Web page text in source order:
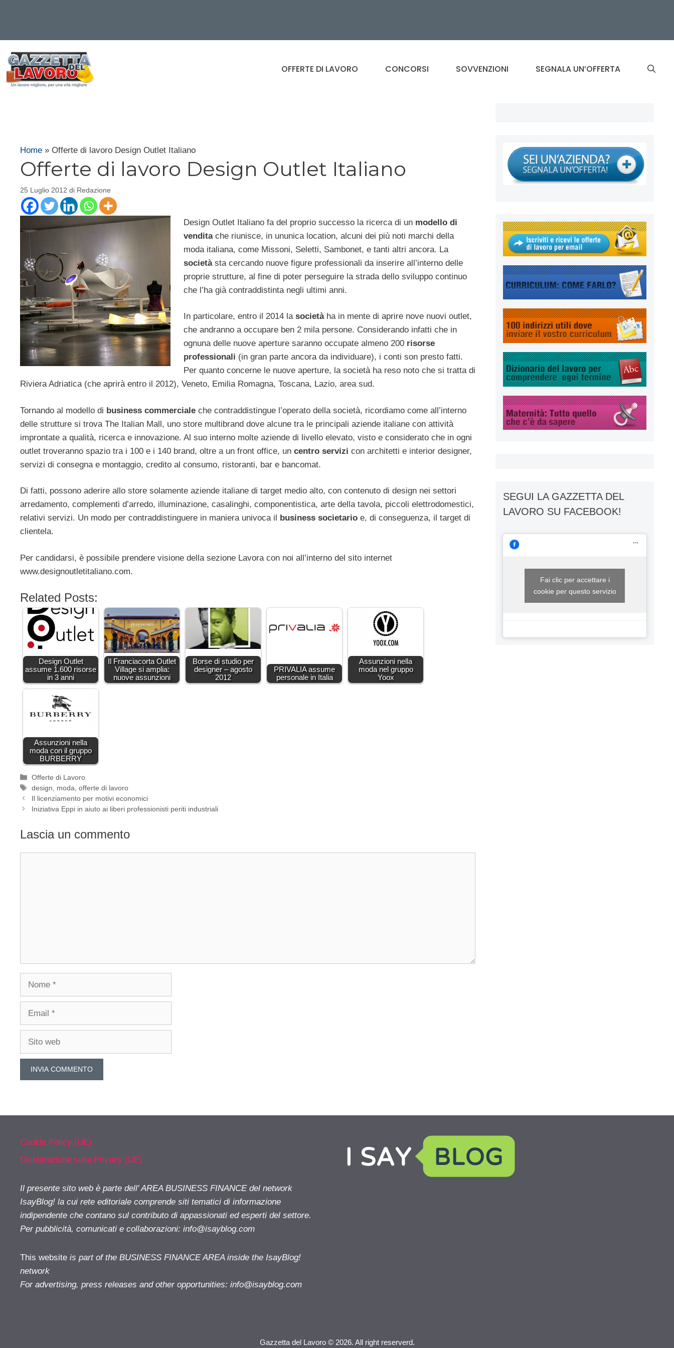
contenuto
OFFERTE DI LAVORO CONCORSI SOVVENZIONI SEGNALA UN’OFFERTA
Home » Offerte di lavoro Design Outlet Italiano
Offerte di lavoro Design Outlet Italiano
25 Luglio 2012 di Redazione
Design Outlet Italiano fa del proprio successo la ricerca di un modello di
venditache riunisce, in ununica location, alcuni dei più noti marchi della
moda italiana, come Missoni, Seletti, Sambonet, e tanti altri ancora. La
societàsta cercando nuove figure professionali da inserire all’interno delle
proprie strutture, al fine di poter perseguire la strada dello sviluppo continuo
che l’ha già contraddistinta negli ultimi anni.
In particolare, entro il 2014 la societàha in mente di aprire nove nuovi outlet,
che andranno a occupare ben 2 mila persone. Considerando infatti che in
ognuna delle nuove aperture saranno occupate almeno 200 risorse
professionali (in gran parte ancora da individuare), i conti son presto fatti.
Per quanto concerne le nuove aperture, la società ha reso noto che si tratta di
Riviera Adriatica (che aprirà entro il 2012), Veneto, Emilia Romagna, Toscana, Lazio, area sud.
Tornando al modello di business commerciale che contraddistingue l’operato della società, ricordiamo come all’interno
delle strutture si trova The Italian Mall, uno store multibrand dove alcune tra le principali aziende italiane con attività
improntate a qualità, ricerca e innovazione. Al suo interno molte aziende di livello elevato, visto e considerato che in ogni
outlet troveranno spazio tra i 100 e i 140 brand, oltre a un front office, un centro servizi con architetti e interior designer,
servizi di consegna e montaggio, credito al consumo, ristoranti, bar e bancomat.
Di fatti, possono aderire allo store solamente aziende italiane di target medio alto, con contenuto di design nei settori
arredamento, complementi d’arredo, illuminazione, casalinghi, componentistica, arte della tavola, piccoli elettrodomestici,
relativi servizi. Un modo per contraddistinguere in maniera univoca il business societario e, di conseguenza, il target di
clientela.
Per candidarsi, è possibile prendere visione della sezione Lavora con noi all’interno del sito internet
www.designoutletitaliano.com.
Related Posts:
Design Outlet
assume 1.600 risorse
in 3 anni
Il Franciacorta Outlet
Village si amplia:
nuove assunzioni
Borse di studio per
designer – agosto
2012
PRIVALIA assume
personale in Italia
Assunzioni nella
moda nel gruppo
Yoox
Assunzioni nella
moda con il gruppo
BURBERRY
Categorie
Offerte di Lavoro
Tag
design moda ,offerte di lavoro
Il licenziamento per motivi economici
Iniziativa Eppi in aiuto ai liberi professionisti periti industriali
Lascia un commento
SEGUI LA GAZZETTA DEL
LAVORO SU FACEBOOK!
Fai clic per accettare i
cookie per questo servizio
Cookie Policy (UE)
Dichiarazione sulla Privacy (UE)
Il presente sito web è parte dell' AREA BUSINESS FINANCE del network
IsayBlog! la cui rete editoriale comprende siti tematici di informazione
indipendente che contano sul contributo di appassionati ed esperti del settore.
Per pubblicità, comunicati e collaborazioni: info@isayblog.com
This website is part of the BUSINESS FINANCE AREA inside the IsayBlog!
network
For advertising, press releases and other opportunities: info@isayblog.com
Gazzetta del Lavoro © 2026. All right reserverd.